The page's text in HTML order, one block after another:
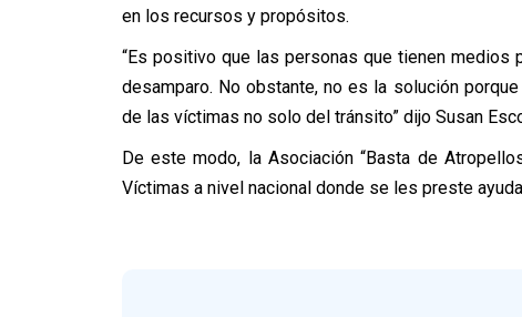
en los recursos y propósitos.
“Es positivo que las personas que tienen medios
desamparo. No obstante, no es la solución
de las víctimas no solo del tránsito” dijo Susan
De este modo, la Asociación “Basta de
Víctimas a nivel nacional donde se les preste